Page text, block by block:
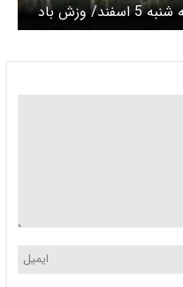
پیش بینی هوای کردستان فردا سه شنبه 5 اسفند/ وزش باد